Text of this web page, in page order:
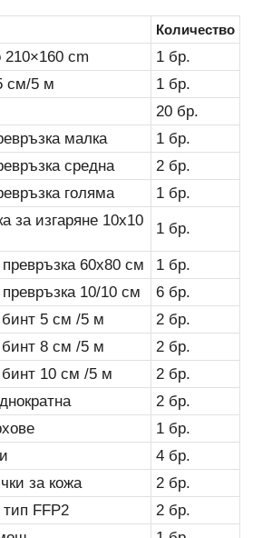
Количество
cm
1 бр.
см/5 м
1 бр.
20 бр.
малка
1 бр.
средна
2 бр.
голяма
1 бр.
за изгаряне 10х10
1 бр.
60х80 см
1 бр.
10/10 см
6 бр.
5 см /5 м
2 бр.
8 см /5 м
2 бр.
10 см /5 м
2 бр.
2 бр.
1 бр.
4 бр.
за кожа
2 бр.
FFP2
2 бр.